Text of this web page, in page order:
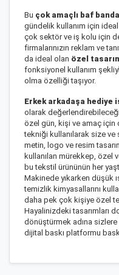
Bu çok amaçlı baf
gündelik kullanım için
çok sektör ve iş kolu için de
firmalarınızın reklam ve
da ideal olan özel
fonksiyonel kullanım
olma özelliği taşıyor.
Erkek arkadaşa hediye
olarak
özel gün, kişi ve amaç için
tekniği kullanılarak size ve
metin, logo ve resim
kullanılan mürekkep, özel
bu tekstil ürününün her
Makinede yıkarken düşük
temizlik kimyasallarını
daha pek çok kişiye özel
Hayalinizdeki tasarımları
dönüştürmek adına
dijital baskı platformu